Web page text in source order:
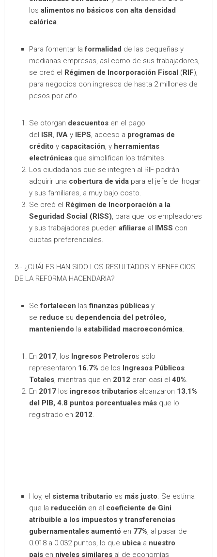
los alimentos no básicos con alta densidad
calórica.
Para fomentar laformalidad de las pequeñas y
medianas empresas, así como de sus trabajadores,
se creó el Régimen de Incorporación Fiscal (RIF),
para negocios con ingresos de hasta 2 millones de
pesos por año.
Se otorgan descuentos en el pago
del ISR, IVA y IEPS, acceso a programas de
crédito y capacitación, y herramientas
electrónicas que simplifican los trámites.
Los ciudadanos que se integren al RIF podrán
adquirir una cobertura de vida para el jefe del hogar
y sus familiares, a muy bajo costo.
Se creó el Régimen de Incorporación a la
Seguridad Social (RISS), para que los empleadores
y sus trabajadores pueden afiliarse al IMSS con
cuotas preferenciales.
3.- ¿CUÁLES HAN SIDO LOS RESULTADOS Y BENEFICIOS
DE LA REFORMA HACENDARIA?
Sefortalecen lasfinanzas públicas y
se reduce su dependencia del petróleo,
manteniendo la estabilidad macroeconómica.
En 2017, los Ingresos Petroleros sólo
representaron 16.7% de los Ingresos Públicos
Totales, mientras que en 2012 eran casi el 40%.
En 2017 los ingresos tributarios alcanzaron 13.1%
del PIB, 4.8 puntos porcentuales más que lo
registrado en 2012.
Hoy, el sistema tributario es más justo. Se estima
que la reducción en el coeficiente de Gini
atribuible a los impuestos y transferencias
gubernamentales aumentó en 77%, al pasar de
0.018 a 0.032 puntos, lo que ubica a nuestro
país en niveles similares al de economías